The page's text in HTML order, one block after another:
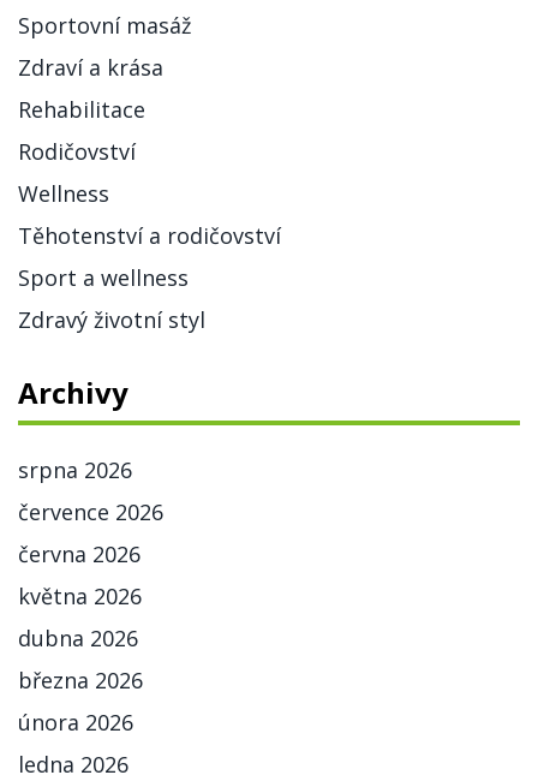
Sportovní masáž
Zdraví a krása
Rehabilitace
Rodičovství
Wellness
Těhotenství a rodičovství
Sport a wellness
Zdravý životní styl
Archivy
srpna 2026
července 2026
června 2026
května 2026
dubna 2026
března 2026
února 2026
ledna 2026